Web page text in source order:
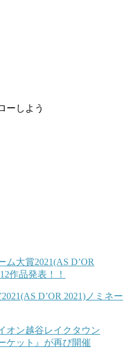
ーしよう
D’OR 2021)ノミネー